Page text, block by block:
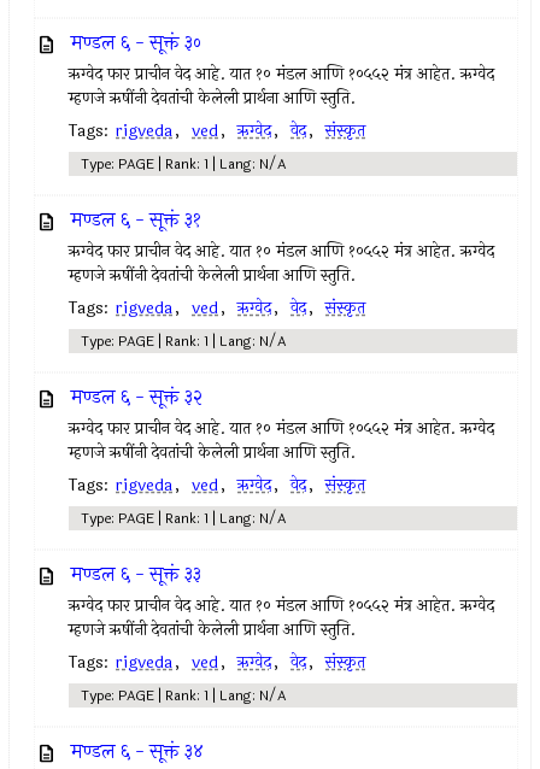
मण्डल ६ - सूक्तं ३०
ऋग्वेद फार प्राचीन वेद आहे. यात १० मंडल आणि १०५५२ मंत्र आहेत. ऋग्वेद
म्हणजे ऋषींनी देवतांची केलेली प्रार्थना आणि स्तुति.
Tags: rigveda, ved, ऋग्वेद, वेद, संस्कृत
Type: PAGE | Rank: 1 | Lang: N/A
मण्डल ६ - सूक्तं ३१
ऋग्वेद फार प्राचीन वेद आहे. यात १० मंडल आणि १०५५२ मंत्र आहेत. ऋग्वेद
म्हणजे ऋषींनी देवतांची केलेली प्रार्थना आणि स्तुति.
Tags: rigveda, ved, ऋग्वेद, वेद, संस्कृत
Type: PAGE | Rank: 1 | Lang: N/A
मण्डल ६ - सूक्तं ३२
ऋग्वेद फार प्राचीन वेद आहे. यात १० मंडल आणि १०५५२ मंत्र आहेत. ऋग्वेद
म्हणजे ऋषींनी देवतांची केलेली प्रार्थना आणि स्तुति.
Tags: rigveda, ved, ऋग्वेद, वेद, संस्कृत
Type: PAGE | Rank: 1 | Lang: N/A
मण्डल ६ - सूक्तं ३३
ऋग्वेद फार प्राचीन वेद आहे. यात १० मंडल आणि १०५५२ मंत्र आहेत. ऋग्वेद
म्हणजे ऋषींनी देवतांची केलेली प्रार्थना आणि स्तुति.
Tags: rigveda, ved, ऋग्वेद, वेद, संस्कृत
Type: PAGE | Rank: 1 | Lang: N/A
मण्डल ६ - सूक्तं ३४